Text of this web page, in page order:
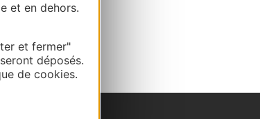
et en dehors.
et fermer"
déposés.
de cookies.